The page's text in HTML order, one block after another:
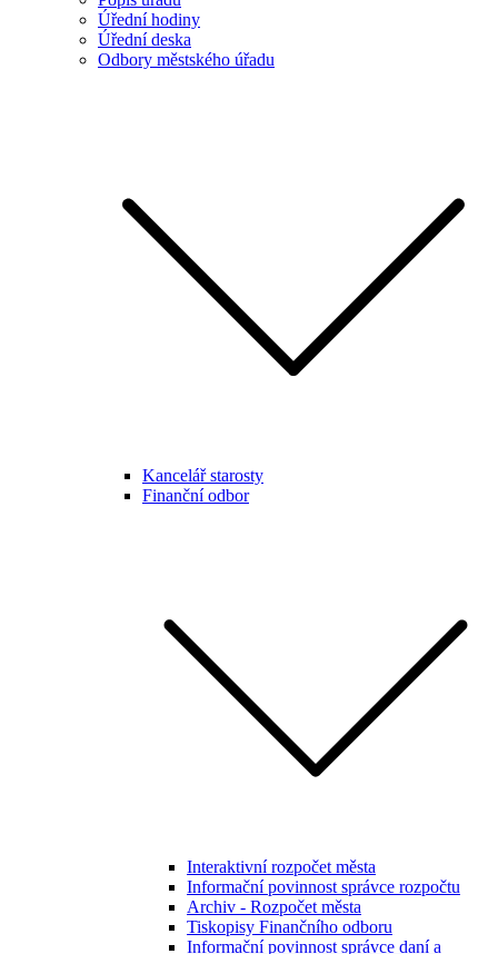
Úřední hodiny
Úřední deska
Odbory městského úřadu
Kancelář starosty
Finanční odbor
Interaktivní rozpočet města
Informační povinnost správce rozpočtu
Archiv - Rozpočet města
Tiskopisy Finančního odboru
Informační povinnost správce daní a